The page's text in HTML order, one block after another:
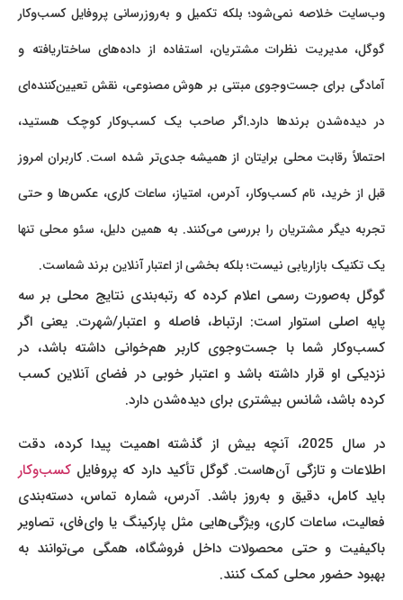
وب‌سایت خلاصه نمی‌شود؛ بلکه تکمیل و به‌روزرسانی پروفایل کسب‌وکار
گوگل، مدیریت نظرات مشتریان، استفاده از داده‌های ساختاریافته و
آمادگی برای جست‌وجوی مبتنی بر هوش مصنوعی، نقش تعیین‌کننده‌ای
در دیده‌شدن برندها دارد.اگر صاحب یک کسب‌وکار کوچک هستید،
احتمالاً رقابت محلی برایتان از همیشه جدی‌تر شده است. کاربران امروز
قبل از خرید، نام کسب‌وکار، آدرس، امتیاز، ساعات کاری، عکس‌ها و حتی
تجربه دیگر مشتریان را بررسی می‌کنند. به همین دلیل، سئو محلی تنها
یک تکنیک بازاریابی نیست؛ بلکه بخشی از اعتبار آنلاین برند شماست.
گوگل به‌صورت رسمی اعلام کرده که رتبه‌بندی نتایج محلی بر سه
پایه اصلی استوار است: ارتباط، فاصله و اعتبار/شهرت. یعنی اگر
کسب‌وکار شما با جست‌وجوی کاربر هم‌خوانی داشته باشد، در
نزدیکی او قرار داشته باشد و اعتبار خوبی در فضای آنلاین کسب
کرده باشد، شانس بیشتری برای دیده‌شدن دارد.
در سال 2025، آنچه بیش از گذشته اهمیت پیدا کرده، دقت
اطلاعات و تازگی آن‌هاست. گوگل تأکید دارد که پروفایلکسب‌وکار
باید کامل، دقیق و به‌روز باشد. آدرس، شماره تماس، دسته‌بندی
فعالیت، ساعات کاری، ویژگی‌هایی مثل پارکینگ یا وای‌فای، تصاویر
باکیفیت و حتی محصولات داخل فروشگاه، همگی می‌توانند به
بهبود حضور محلی کمک کنند.